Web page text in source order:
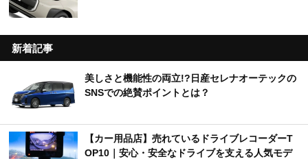
新着記事
美しさと機能性の両立!?日産セレナオーテックの
SNSでの絶賛ポイントとは？
【カー用品店】売れているドライブレコーダーT
OP10｜安心・安全なドライブを支える人気モデ